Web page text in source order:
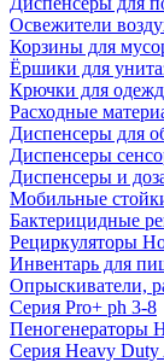
Освежители
Корзины для
Ёршики для
Крючки для
Расходные
Диспенсеры для
Диспенсеры
Диспенсеры и
Мобильные
Бактерицидные
Рециркуляторы
Инвентарь для
Опрыскиватели,
Серия Pro+ ph 3-8
Пеногенераторы
Серия Heavy Duty